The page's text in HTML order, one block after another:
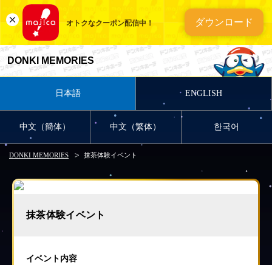
オトクなクーポン配信中！ ダウンロード
DONKI MEMORIES
日本語 ENGLISH
中文（簡体） 中文（繁体） 한국어
DONKI MEMORIES 抹茶体験イベント
抹茶体験イベント
イベント内容